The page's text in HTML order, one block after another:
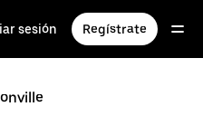
sesión Regístrate